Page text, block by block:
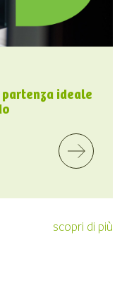
ideale
scopri di più